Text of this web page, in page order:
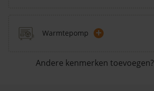
Warmtepomp +
Andere kenmerken toevoegen?